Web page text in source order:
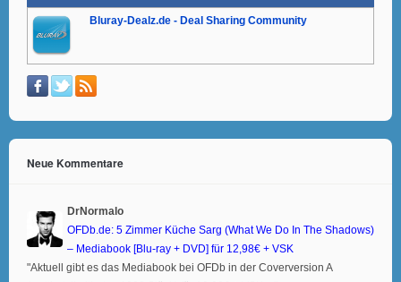
Bluray-Dealz.de - Deal Sharing Community
Neue Kommentare
DrNormalo
OFDb.de: 5 Zimmer Küche Sarg (What We Do In The Shadows)
– Mediabook [Blu-ray + DVD] für 12,98€ + VSK
"Aktuell gibt es das Mediabook bei OFDb in der Coverversion A